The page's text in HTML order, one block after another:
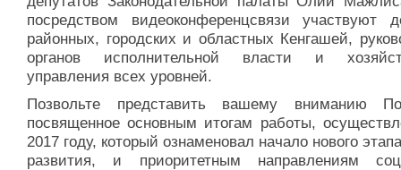
посредством видеоконференцсвязи участвуют
районных, городских и областных Кенгашей,
органов исполнительной власти и
управления всех уровней.
Позвольте представить вашему вниманию
посвященное основным итогам работы,
2017 году, который ознаменовал начало нового
развития, и приоритетным направлениям